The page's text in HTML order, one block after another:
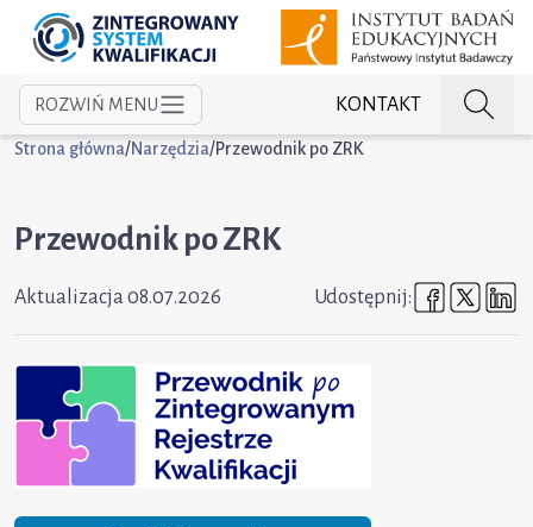
KONTAKT
ROZWIŃ MENU
Strona główna/Narzędzia/Przewodnik po ZRK
Przewodnik po ZRK
Aktualizacja08.07.2026 Udostępnij: